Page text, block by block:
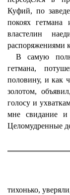
Куфий, по
покоях гетмана
властелин
распоряжениями
В самую
гетмана,
половину, и как
золотом,
голосу и
мне свидание и
Целомудренные
тихонько,